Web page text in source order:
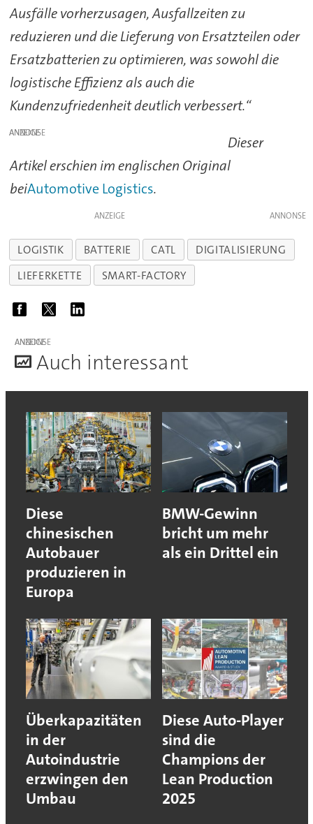
Ausfälle vorherzusagen, Ausfallzeiten zu
reduzieren und die Lieferung von Ersatzteilen oder
Ersatzbatterien zu optimieren, was sowohl die
logistische Effizienz als auch die
Kundenzufriedenheit deutlich verbessert.“
ANZEIGE
Dieser
Artikel erschien im englischen Original
beiAutomotive Logistics.
ANZEIGE
LOGISTIK BATTERIE CATL
DIGITALISIERUNG
LIEFERKETTE
SMART-FACTORY
ANZEIGE
Auch interessant
Diese
chinesischen
Autobauer
produzieren in
Europa
BMW-Gewinn
bricht um mehr
als ein Drittel ein
Überkapazitäten
in der
Autoindustrie
erzwingen den
Umbau
Diese Auto-Player
sind die
Champions der
Lean Production
2025